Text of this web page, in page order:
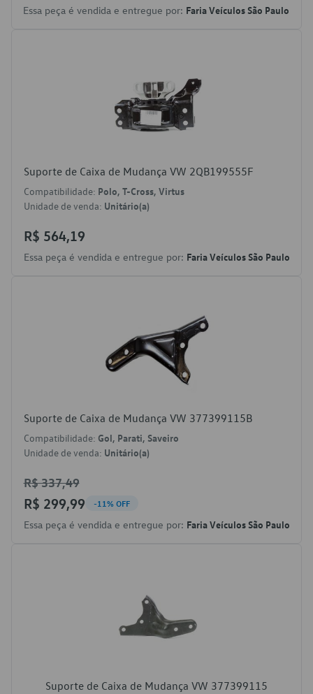
Essa peça é vendida e entregue por: Faria Veículos São Paulo
Suporte de Caixa de Mudança VW 2QB199555F
Compatibilidade: Polo, T-Cross, Virtus
Unidade de venda: Unitário(a)
R$ 564,19
Essa peça é vendida e entregue por: Faria Veículos São Paulo
Suporte de Caixa de Mudança VW 377399115B
Compatibilidade: Gol, Parati, Saveiro
Unidade de venda: Unitário(a)
R$ 337,49
R$ 299,99 -11% OFF
Essa peça é vendida e entregue por: Faria Veículos São Paulo
Suporte de Caixa de Mudança VW 377399115